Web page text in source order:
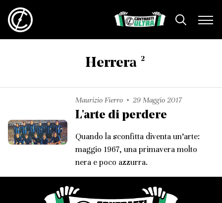
Herrera 2
Maurizio Fierro 29 Maggio 2017
L'arte di perdere
Quando la sconfitta diventa un’arte:
maggio 1967, una primavera molto
nera e poco azzurra.